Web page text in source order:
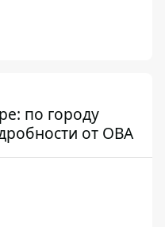
по городу
от ОВА